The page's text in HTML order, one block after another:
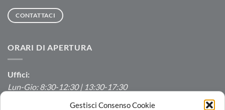
Gestisci Consenso Cookie
CONTATTACI
ORARI DI APERTURA
Uffici:
Lun-Gio: 8:30-12:30 | 13:30-17:30